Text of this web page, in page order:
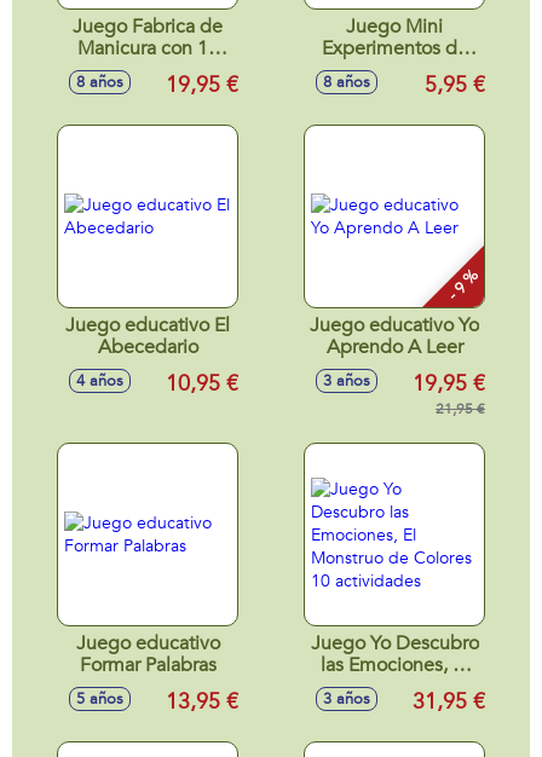
Juego Fabrica de
Manicura con 10
actividades ¡crea
tus propios
8 años 19,95 €
Juego Mini
Experimentos de
Ciencia Cefa de
bolsillo - Modelos
8 años 5,95 €
Juego educativo El
Abecedario
4 años 10,95 €
- 9 %
Juego educativo Yo
Aprendo A Leer
3 años 19,95 €
21,95 €
Juego educativo
Formar Palabras
5 años 13,95 €
Juego Yo Descubro
las Emociones, El
Monstruo de
Colores 10
3 años 31,95 €